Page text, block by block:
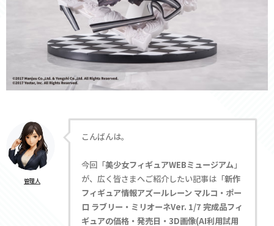
管理人
こんばんは。
今回「美少女フィギュアWEBミュージアム」
が、広く皆さまへご紹介したい記事は「新作
フィギュア情報アズールレーン マルコ・ポー
ロ ラブリー・ミリオーネVer. 1/7 完成品フィ
ギュアの価格・発売日・3D画像(AI利用試用